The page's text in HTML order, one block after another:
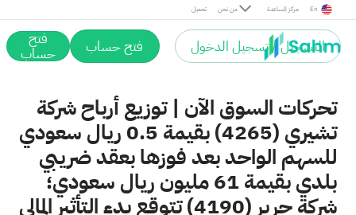
تحميل من نحن مركز المساعدة En
التسجيل / تسجيل الدخول فتح حساب فتح
حساب
الراجحي
1120.SA
معادن
1211.SA
60.45
+1.43%
تحركات السوق الآن | توزيع أرباح شركة
تشيري (4265) بقيمة 0.5 ريال سعودي
للسهم الواحد بعد فوزها بعقد ضريبي
بلدي بقيمة 61 مليون ريال سعودي؛
شركة جرير (4190) تتوقع بدء التأثير المالي